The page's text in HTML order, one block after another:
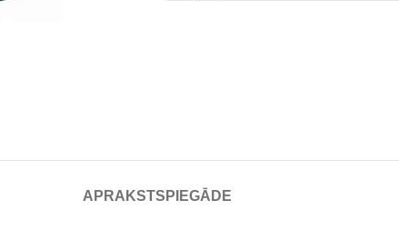
APRAKSTS PIEGĀDE